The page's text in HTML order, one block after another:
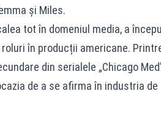
și Miles.
tot în domeniul media, a
în producții americane.
din serialele „Chicago
de a se afirma în industria de